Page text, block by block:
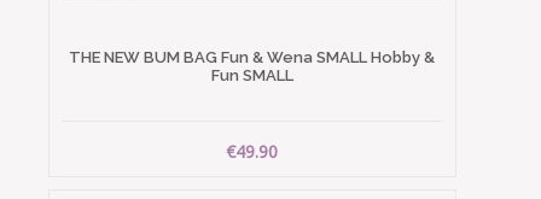
THE NEW BUM BAG Fun & Wena SMALL Hobby &
Fun SMALL
€49.90